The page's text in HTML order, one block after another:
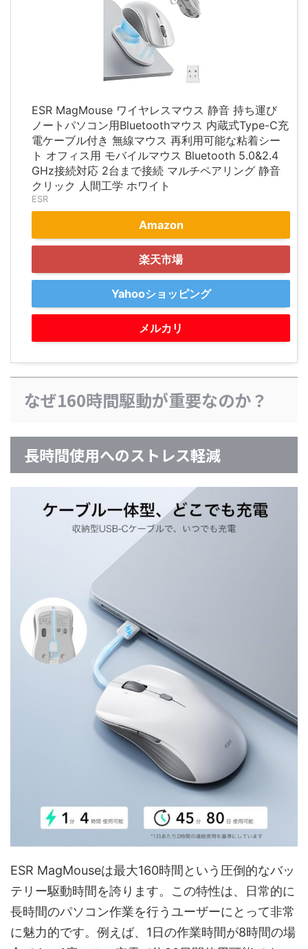
ESR MagMouse ワイヤレスマウス 静音 持ち運び
ノートパソコン用Bluetoothマウス 内蔵式Type-C充
電ケーブル付き 無線マウス 再利用可能な粘着シー
ト オフィス用 モバイルマウス Bluetooth 5.0&2.4
GHz接続対応 2台まで接続 マルチペアリング 静音
クリック 人間工学 ホワイト
ESR
Amazon
楽天市場
Yahooショッピング
メルカリ
なぜ160時間駆動が重要なのか？
長時間使用へのストレス軽減
ESR MagMouseは最大160時間という圧倒的なバッ
テリー駆動時間を誇ります。この特性は、日常的に
長時間のパソコン作業を行うユーザーにとって非常
に魅力的です。例えば、1日の作業時間が8時間の場